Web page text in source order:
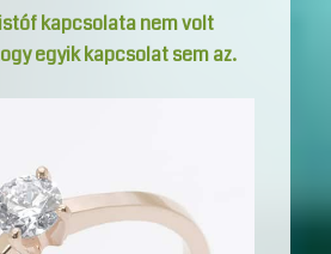
kapcsolata nem volt
egyik kapcsolat sem az.